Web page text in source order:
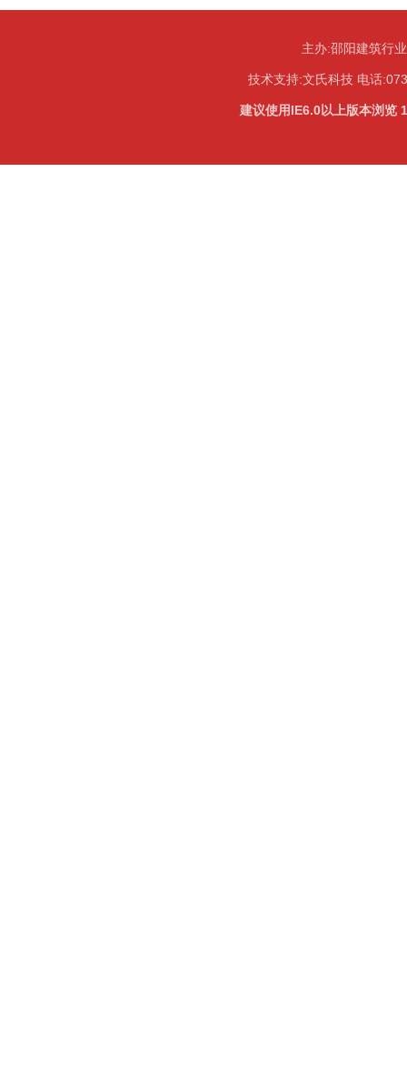
主办:邵阳建筑行
技术支持:文氏科技 电话
建议使用IE6.0以上版本浏览